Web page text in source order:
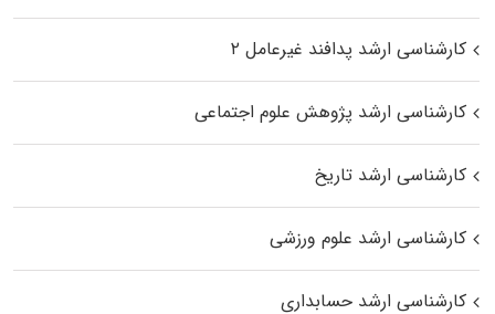
کارشناسی ارشد پدافند غیرعامل ۲
کارشناسی ارشد پژوهش علوم اجتماعی
کارشناسی ارشد تاریخ
کارشناسی ارشد علوم ورزشی
کارشناسی ارشد حسابداری